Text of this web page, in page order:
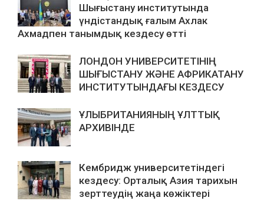
Шығыстану институтында
үндістандық ғалым Ахлак
Ахмадпен танымдық кездесу өтті
ЛОНДОН УНИВЕРСИТЕТІНІҢ
ШЫҒЫСТАНУ ЖӘНЕ АФРИКАТАНУ
ИНСТИТУТЫНДАҒЫ КЕЗДЕСУ
ҰЛЫБРИТАНИЯНЫҢ ҰЛТТЫҚ
АРХИВІНДЕ
Кембридж университетіндегі
кездесу: Орталық Азия тарихын
зерттеудің жаңа көжіктері